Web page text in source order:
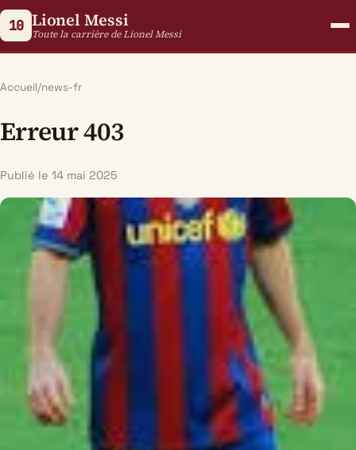
10 Lionel Messi
Toute la carrière de Lionel Messi
Accueil/news-fr
Erreur 403
Publié le 14 mai 2025